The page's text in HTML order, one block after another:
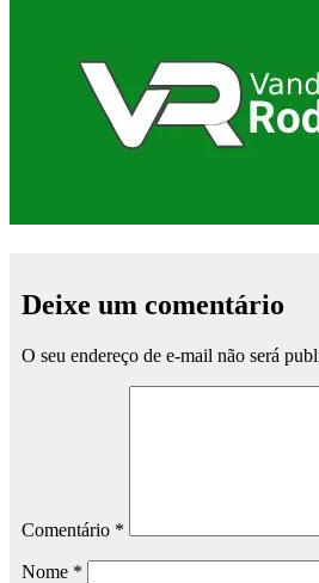
Deixe um comentário
O seu endereço de e-mail não será
Comentário *
Nome *